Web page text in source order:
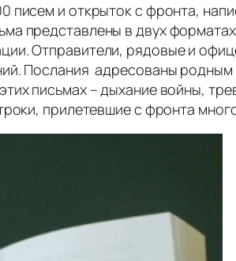
писем и открыток с фронта,
представлены в двух
Отправители, рядовые и
Послания адресованы
письмах – дыхание войны,
прилетевшие с фронта